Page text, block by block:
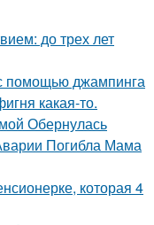
до трех лет
помощью джампинга
какая-то.
Обернулась
Погибла Мама
которая 4